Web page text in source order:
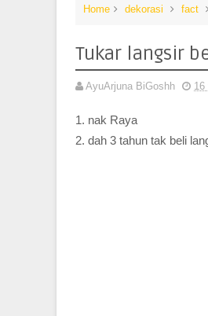
Home dekorasi fact
Tukar langsir
AyuArjuna BiGoshh 16
1. nak Raya
2. dah 3 tahun tak beli